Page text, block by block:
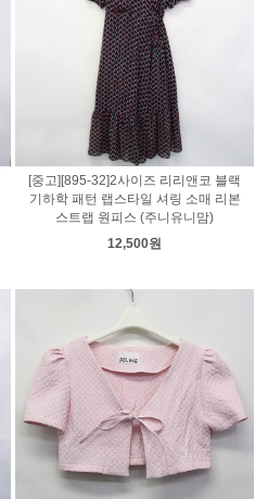
[중고][895-32]2사이즈 리리앤코 블랙
기하학 패턴 랩스타일 셔링 소매 리본
스트랩 원피스 (주니유니맘)
12,500원